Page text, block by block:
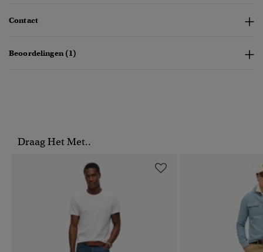
Contact
Beoordelingen (1)
Draag Het Met..